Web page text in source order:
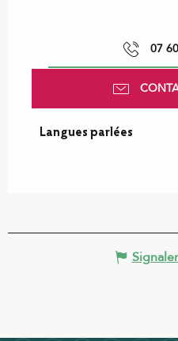
07
Langues parlées
Langues parlées